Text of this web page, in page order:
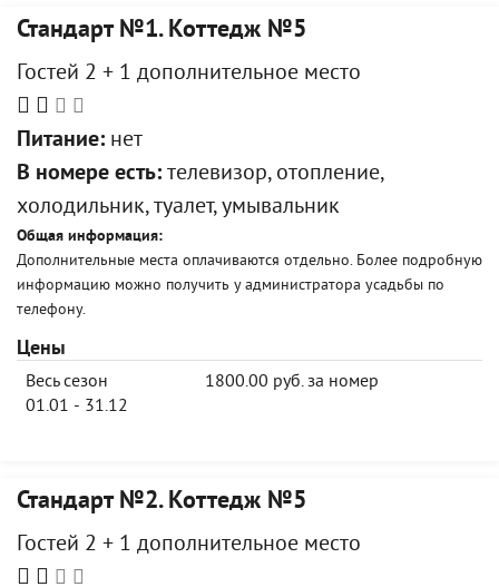
Стандарт №1. Коттедж №5
Гостей 2 + 1 дополнительное место
Питание: нет
В номере есть: телевизор, отопление,
холодильник, туалет, умывальник
Общая информация:
Дополнительные места оплачиваются отдельно. Более подробную
информацию можно получить у администратора усадьбы по
телефону.
Цены
Весь сезон
01.01 - 31.12
1800.00 руб. за номер
Стандарт №2. Коттедж №5
Гостей 2 + 1 дополнительное место